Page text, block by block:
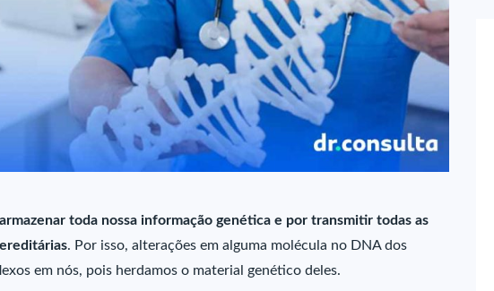
toda nossa informação genética e por transmitir todas as
. Por isso, alterações em alguma molécula no DNA dos
em nós, pois herdamos o material genético deles.